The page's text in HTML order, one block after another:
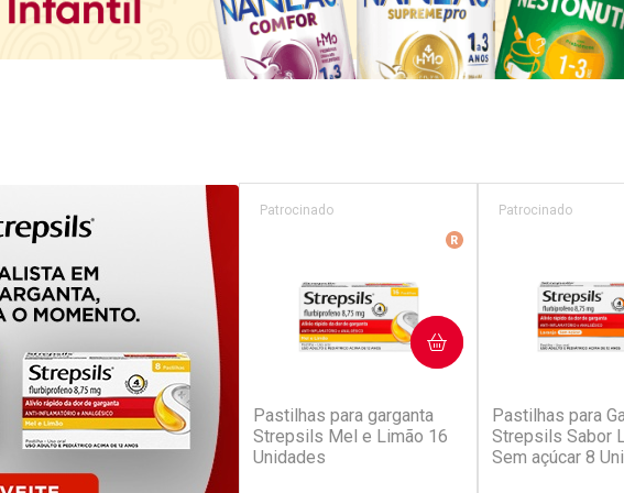
Pastilhas para garganta
Strepsils Mel e Limão 16
Unidades
Medicamento De
Patrocinado
COMPRAR
Pastilhas para
Strepsils Sabor
Sem açúcar 8
Patrocinado